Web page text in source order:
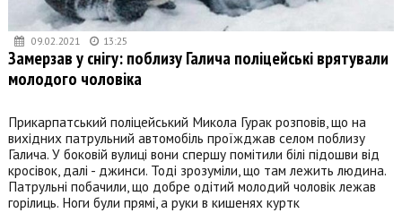
09.02.2021 13:25
Замерзав у снігу: поблизу Галича поліцейські врятували
молодого чоловіка
Прикарпатський поліцейський Микола Гурак розповів, що на
вихідних патрульний автомобіль проїжджав селом поблизу
Галича. У боковій вулиці вони спершу помітили білі підошви від
кросівок, далі - джинси. Тоді зрозуміли, що там лежить людина.
Патрульні побачили, що добре одітий молодий чоловік лежав
горілиць. Ноги були прямі, а руки в кишенях куртк